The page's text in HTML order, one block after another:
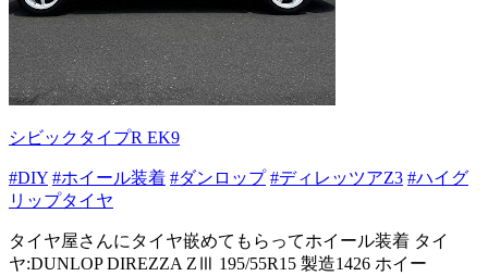
シビックタイプR EK9
#DIY #ホイール装着 #ダンロップ #ディレッツアZ3 #ハイグ
リップタイヤ
タイヤ屋さんにタイヤ嵌めてもらってホイール装着 タイ
ヤ:DUNLOP DIREZZA ZⅢ 195/55R15 製造1426 ホイー